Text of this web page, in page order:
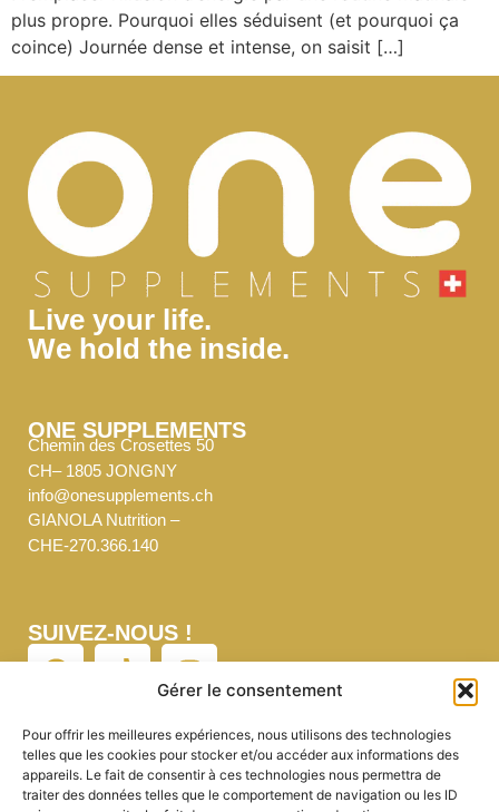
Gérer le consentement
Pour offrir les meilleures expériences, nous utilisons des technologies
telles que les cookies pour stocker et/ou accéder aux informations des
appareils. Le fait de consentir à ces technologies nous permettra de
traiter des données telles que le comportement de navigation ou les ID
plus propre. Pourquoi elles séduisent (et pourquoi ça
coince) Journée dense et intense, on saisit […]
Live your life.
We hold the inside.
ONE SUPPLEMENTS
Chemin des Crosettes 50
CH– 1805 JONGNY
info@onesupplements.ch
GIANOLA Nutrition –
CHE-270.366.140
SUIVEZ-NOUS !
NEWSLETTER
On vous envoie l’essentiel. Rien de plus.